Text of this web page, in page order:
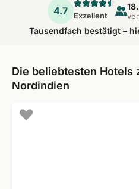
4.7 Exzellent
Tausendfach bestätigt –
Die beliebtesten Hotels
Nordindien